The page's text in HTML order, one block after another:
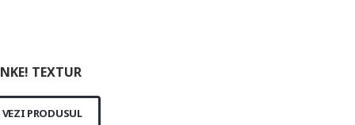
TEXTUR
VEZI PRODUSUL